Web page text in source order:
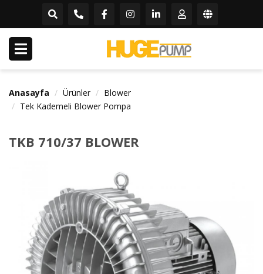
Anasayfa Ürünler
Blower
Tek Kademeli Blower Pompa
TKB 710/37 BLOWER